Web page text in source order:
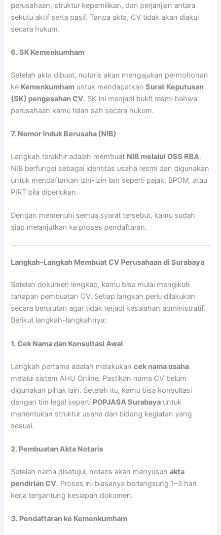
perusahaan, struktur kepemilikan, dan perjanjian antara
sekutu aktif serta pasif. Tanpa akta, CV tidak akan diakui
secara hukum.
6. SK Kemenkumham
Setelah akta dibuat, notaris akan mengajukan permohonan
ke Kemenkumham untuk mendapatkanSurat Keputusan
(SK) pengesahan CV. SK ini menjadi bukti resmi bahwa
perusahaan kamu telah sah secara hukum.
7. Nomor Induk Berusaha (NIB)
Langkah terakhir adalah membuat NIB melalui OSS RBA.
NIB berfungsi sebagai identitas usaha resmi dan digunakan
untuk mendaftarkan izin-izin lain seperti pajak, BPOM, atau
PIRT bila diperlukan.
Dengan memenuhi semua syarat tersebut, kamu sudah
siap melanjutkan ke proses pendaftaran.
Langkah-Langkah Membuat CV Perusahaan di Surabaya
Setelah dokumen lengkap, kamu bisa mulai mengikuti
tahapan pembuatan CV. Setiap langkah perlu dilakukan
secara berurutan agar tidak terjadi kesalahan administratif.
Berikut langkah-langkahnya:
1. Cek Nama dan Konsultasi Awal
Langkah pertama adalah melakukancek nama usaha
melalui sistem AHU Online. Pastikan nama CV belum
digunakan pihak lain. Setelah itu, kamu bisa konsultasi
dengan tim legal seperti POPJASA Surabaya untuk
menentukan struktur usaha dan bidang kegiatan yang
sesuai.
2. Pembuatan Akta Notaris
Setelah nama disetujui, notaris akan menyusunakta
pendirian CV. Proses ini biasanya berlangsung 1–3 hari
kerja tergantung kesiapan dokumen.
3. Pendaftaran ke Kemenkumham